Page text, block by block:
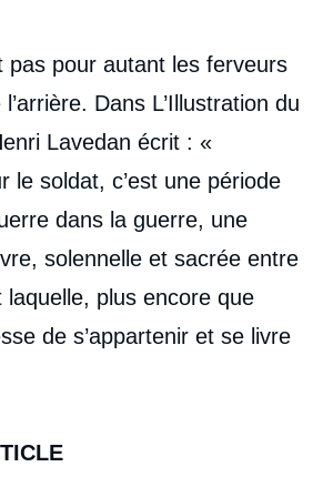
pas pour autant les ferveurs
Dans L’Illustration du
Lavedan écrit : «
le soldat, c’est une période
dans la guerre, une
solennelle et sacrée entre
plus encore que
de s’appartenir et se livre
« 1914-2014 :
», Politique
Ifri, 20 mars 2014.